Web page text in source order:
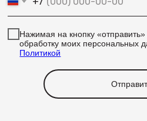
Нажимая на кнопку
обработку моих персональных
Политикой